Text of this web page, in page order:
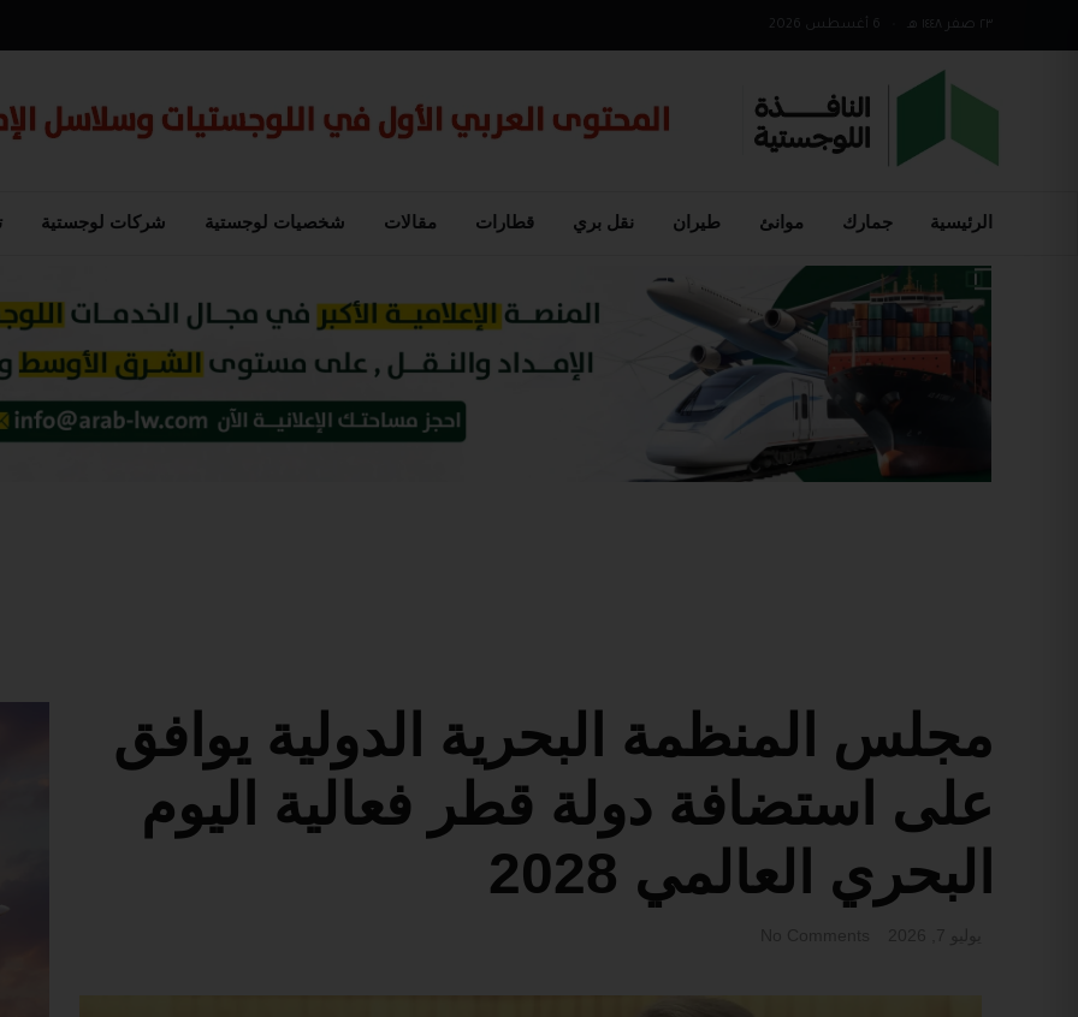
٢٣ صفر ١٤٤٨ هـ 6 أغسطس 2026
الرئيسية جمارك موانئ طيران نقل بري قطارات مقالات شخصيات لوجستية شركات لوجستية
مجلس المنظمة البحرية الدولية يوافق
على استضافة دولة قطر فعالية اليوم
البحري العالمي 2028